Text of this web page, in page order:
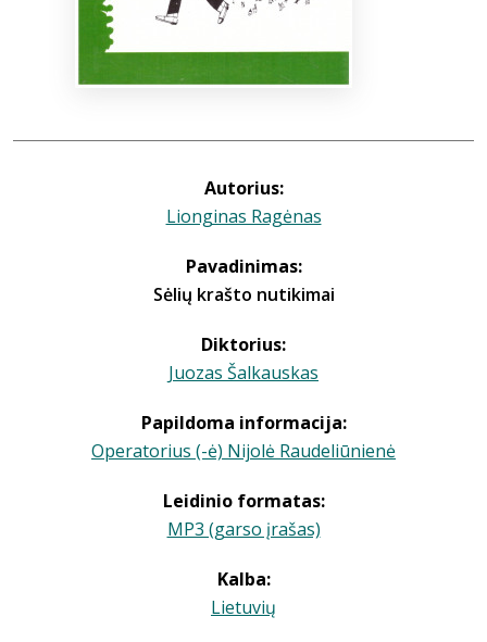
Autorius:
Lionginas Ragėnas
Pavadinimas:
Sėlių krašto nutikimai
Diktorius:
Juozas Šalkauskas
Papildoma informacija:
Operatorius (-ė) Nijolė Raudeliūnienė
Leidinio formatas:
MP3 (garso įrašas)
Kalba:
Lietuvių